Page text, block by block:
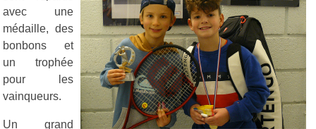
avec une
médaille, des
bonbons et
un trophée
pour les
vainqueurs.
Un grand